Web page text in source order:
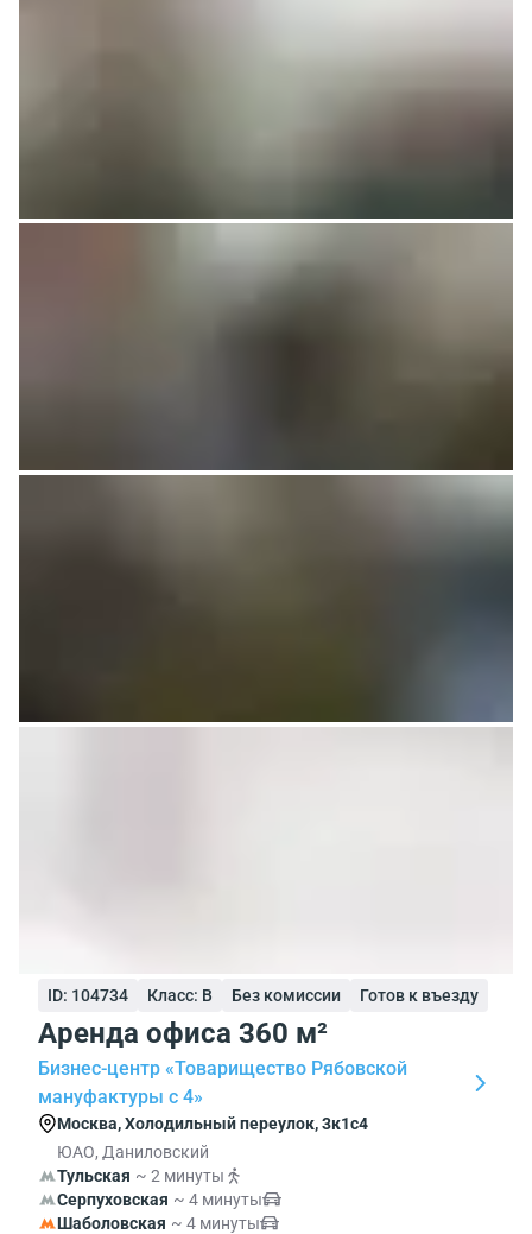
ID: 104734 Класс: B Без комиссии Готов к въезду
Аренда офиса 360 м²
Бизнес-центр «Товарищество Рябовской
мануфактуры с 4»
Москва, Холодильный переулок, 3к1с4
ЮАО, Даниловский
Тульская ~ 2 минуты
Серпуховская ~ 4 минуты
Шаболовская ~ 4 минуты